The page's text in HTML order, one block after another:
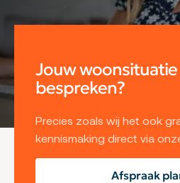
Jouw
bespreken?
Precies zoals wij het ook
kennismaking direct via
Afspraak